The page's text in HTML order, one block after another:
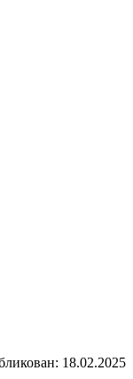
18.02.2025